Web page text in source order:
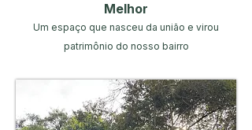
Melhor
Um espaço que nasceu da união e virou
patrimônio do nosso bairro​